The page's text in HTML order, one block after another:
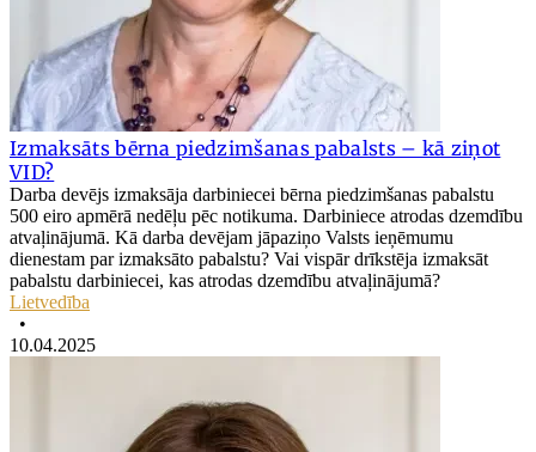
Izmaksāts bērna piedzimšanas pabalsts – kā ziņot
VID?
Darba devējs izmaksāja darbiniecei bērna piedzimšanas pabalstu
500 eiro apmērā nedēļu pēc notikuma. Darbiniece atrodas dzemdību
atvaļinājumā. Kā darba devējam jāpaziņo Valsts ieņēmumu
dienestam par izmaksāto pabalstu? Vai vispār drīkstēja izmaksāt
pabalstu darbiniecei, kas atrodas dzemdību atvaļinājumā?
Lietvedība
•
10.04.2025